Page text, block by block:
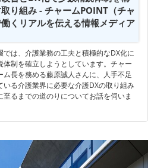
り組み - チャームPOINT（チャ
くリアルを伝える情報メディア
では、介護業務の工夫と積極的なDX化に
体制を確立しようとしています。チャー
ム長を務める藤原誠人さんに、人手不足
いる介護業界に必要な介護DXの取り組み
至るまでの道のりについてお話を伺いま